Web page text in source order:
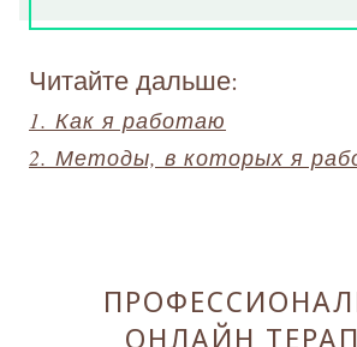
Читайте дальше:
1. Как я работаю
2. Методы, в которых я
ОНЛАЙН